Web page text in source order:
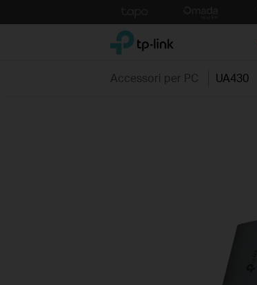
to
TP-Link, Reliably Smart
Accessori per PC UA430